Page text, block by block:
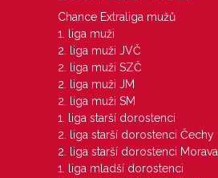
Chance Extraliga mužů
1. liga muži
2. liga muži JVČ
2. liga muži SZČ
2. liga muži JM
2. liga muži SM
1. liga starší dorostenci
2. liga starší dorostenci Čechy
2. liga starší dorostenci Morava
1. liga mladší dorostenci